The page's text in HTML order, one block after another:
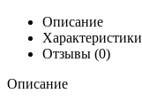
Описание
Характеристики
Отзывы (0)
Описание